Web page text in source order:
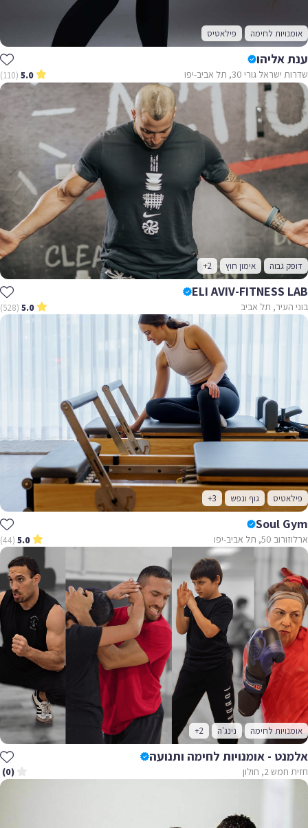
אומנויות לחימה פילאטיס
ענת אליהו
שדרות ישראל גורי 30, תל אביב-יפו 5.0
(110)
דופק גבוה אימון חוץ +2
ELI AVIV-FITNESS LAB
בוני העיר, תל אביב 5.0
(528)
פילאטיס גוף ונפש +3
Soul Gym
ארלוזורוב 50, תל אביב-יפו 5.0
(44)
אומנויות לחימה נינג'ה +2
אלמנט - אומנויות לחימה ותנועה
חזית חמש 2, חולון (0)